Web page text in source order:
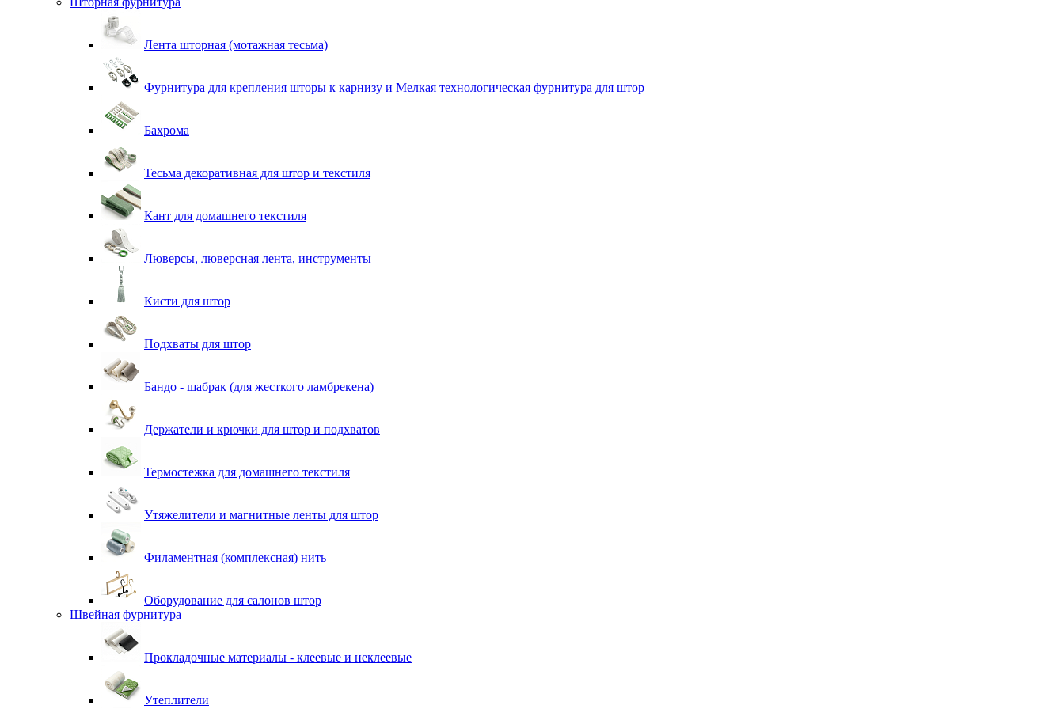
Лента шторная (мотажная тесьма)
Фурнитура для крепления шторы к карнизу и Мелкая технологическая фурнитура для штор
Бахрома
Тесьма декоративная для штор и текстиля
Кант для домашнего текстиля
Люверсы, люверсная лента, инструменты
Кисти для штор
Подхваты для штор
Бандо - шабрак (для жесткого ламбрекена)
Держатели и крючки для штор и подхватов
Термостежка для домашнего текстиля
Утяжелители и магнитные ленты для штор
Филаментная (комплексная) нить
Оборудование для салонов штор
Швейная фурнитура
Прокладочные материалы - клеевые и неклеевые
Утеплители